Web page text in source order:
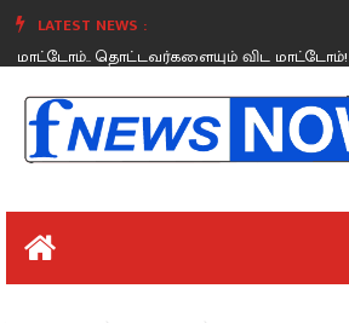
LATEST NEWS :
தொட்டவர்களையும் விட மாட்டோம்! -.
Friday, August 26